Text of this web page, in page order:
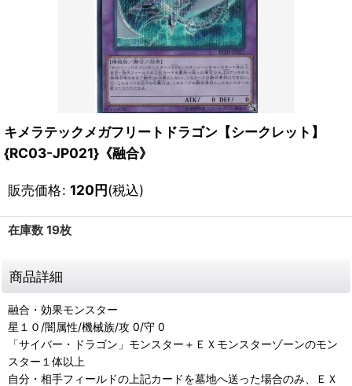
キメラテックメガフリートドラゴン【シークレット】
{RC03-JP021}《融合》
販売価格: 120円(税込)
在庫数 19枚
商品詳細
融合・効果モンスター
星１０/闇属性/機械族/攻 0/守 0
「サイバー・ドラゴン」モンスター＋ＥＸモンスターゾーンのモン
スター１体以上
自分・相手フィールドの上記カードを墓地へ送った場合のみ、ＥＸ